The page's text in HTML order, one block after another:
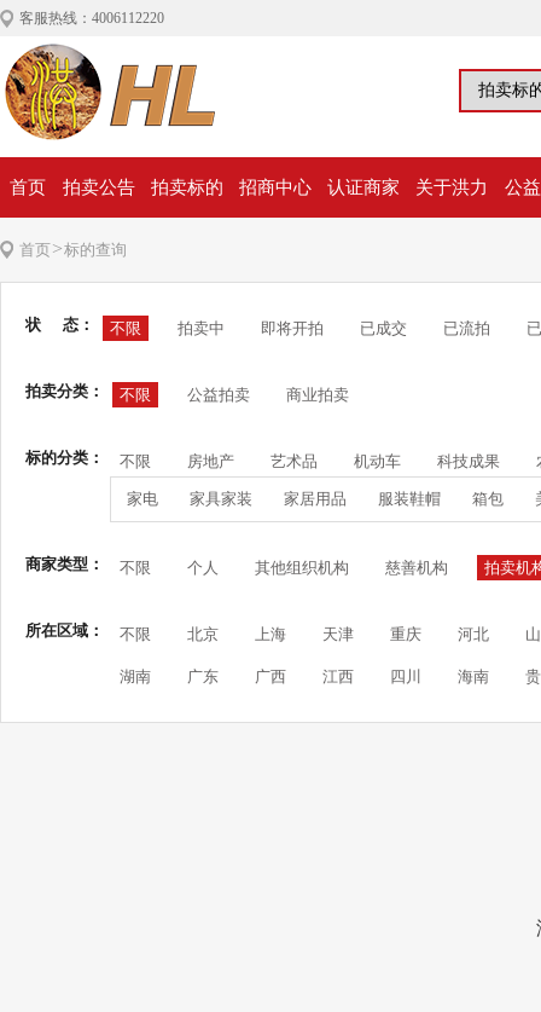
客服热线：4006112220
首页 拍卖公告 拍卖标的 招商中心 认证商家 关于洪力 公
首页>标的查询
状 态： 不限 拍卖中 即将开拍 已成交 已流拍
拍卖分类： 不限 公益拍卖 商业拍卖
标的分类： 不限 房地产 艺术品 机动车 科技成果
家电 家具家装 家居用品 服装鞋帽 箱包
商家类型： 不限 个人 其他组织机构 慈善机构 拍卖机
所在区域： 不限 北京 上海 天津 重庆 河北
湖南 广东 广西 江西 四川 海南